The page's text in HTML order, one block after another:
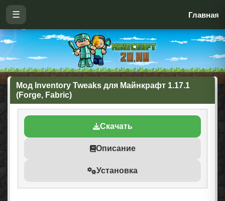
☰ Главная
Мод Inventory Tweaks для Майнкрафт 1.17.1
(Forge, Fabric)
Скачать
Описание
Установка